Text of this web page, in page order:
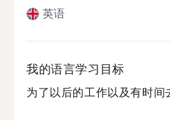
英语
我的语言学习目标
为了以后的工作以及有时间